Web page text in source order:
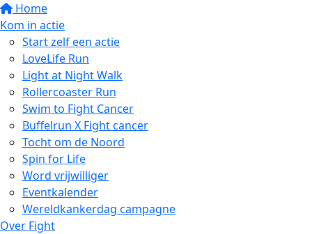
Home
Kom in actie
Start zelf een actie
LoveLife Run
Light at Night Walk
Rollercoaster Run
Swim to Fight Cancer
Buffelrun X Fight cancer
Tocht om de Noord
Spin for Life
Word vrijwilliger
Eventkalender
Wereldkankerdag campagne
Over Fight